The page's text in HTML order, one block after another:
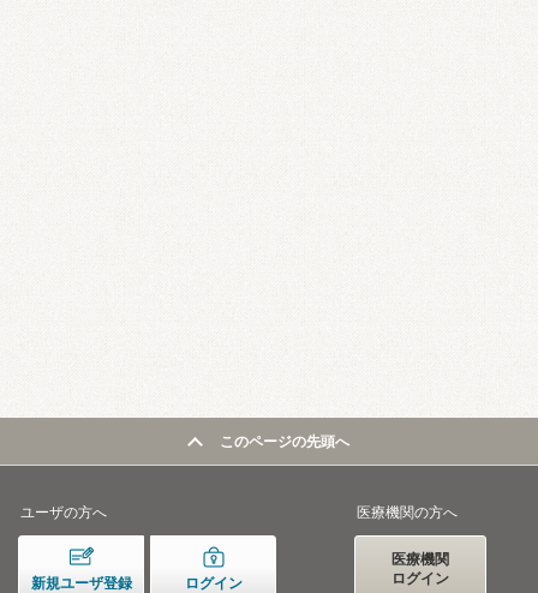
このページの先頭へ
ユーザの方へ
新規ユーザ登録 ログイン
医療機関の方へ
医療機関
ログイン